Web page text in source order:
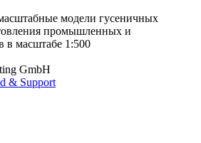
модели гусеничных
промышленных и
в масштабе 1:500
GmbH
& Support